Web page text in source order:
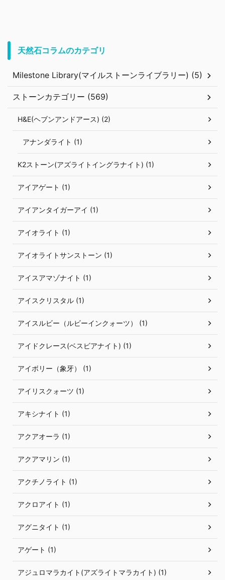
天然石コラムのカテゴリ
Milestone Library(マイルストーンライブラリー) (5)
ストーンカテゴリー (569)
H&E(ヘブンアンドアース) (2)
アナンダライト (1)
K2ストーン(アズライトイングラナイト) (1)
アイアゲート (1)
アイアンタイガーアイ (1)
アイオライト (1)
アイオライトサンストーン (1)
アイスアマゾナイト (1)
アイスクリスタル (1)
アイスルビー（ルビーインクォーツ） (1)
アイドクレース(ベスビアナイト) (1)
アイボリー（象牙） (1)
アイリスクォーツ (1)
アキシナイト (1)
アクアオーラ (1)
アクアマリン (1)
アクチノライト (1)
アクロアイト (1)
アグニタイト (1)
アゲート (1)
アジュロマラカイト(アズライトマラカイト) (1)